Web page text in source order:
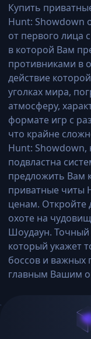
Купить
Hunt: Showdown
от первого лица
в которой Вам
противниками в
действие
уголках мира,
атмосферу,
формате игр с
что крайне
Hunt: Showdown,
подвластна
предложить Вам
приватные читы
ценам. Откройте
охоте на
Шоудаун. Точный
который укажет
боссов и важных
главным Вашим